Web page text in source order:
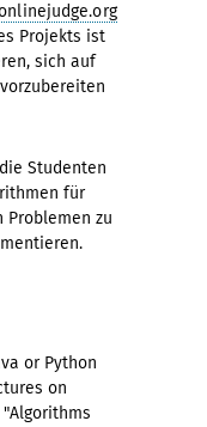
Projekts ist
sich auf
Studenten
für
zu
or Python
on